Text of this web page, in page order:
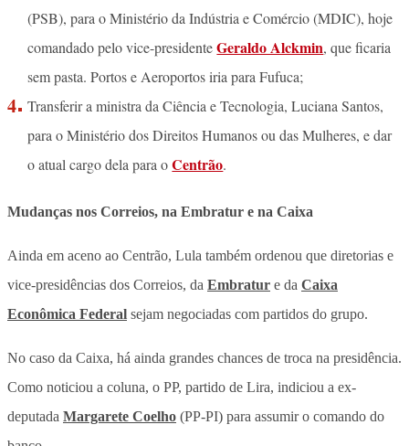
(PSB), para o Ministério da Indústria e Comércio (MDIC), hoje
comandado pelo vice-presidenteGeraldo Alckmin, que ficaria
sem pasta. Portos e Aeroportos iria para Fufuca;
Transferir a ministra da Ciência e Tecnologia, Luciana Santos,
para o Ministério dos Direitos Humanos ou das Mulheres, e dar
o atual cargo dela para oCentrão.
Mudanças nos Correios, na Embratur e na Caixa
Ainda em aceno ao Centrão, Lula também ordenou que diretorias e
vice-presidências dos Correios, da Embratur e da Caixa
Econômica Federal sejam negociadas com partidos do grupo.
No caso da Caixa, há ainda grandes chances de troca na presidência.
Como noticiou a coluna, o PP, partido de Lira, indiciou a ex-
deputada Margarete Coelho (PP-PI) para assumir o comando do